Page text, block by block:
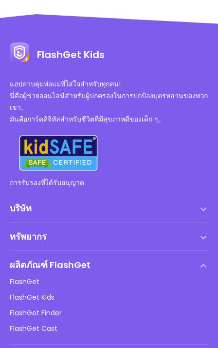
FlashGet Kids
แอปควบคุมพ่อแม่ที่ใส่ใจสำหรับทุกคน!
นี่คือผู้ช่วยออนไลน์สำหรับผู้ปกครองในการปกป้องบุตรหลานของพวก
เขา。
มันคือการ์ดดิจิทัลสำหรับชีวิตที่มีสุขภาพดีของเด็ก ๆ。
การรับรองที่ได้รับอนุญาต
บริษัท
นโยบาย DMCA
นโยบายความเป็นส่วนตัว
นโยบายการโฆษณา
อย่าขายข้อมูลของฉัน
ทรัพยากร
ความปลอดภัยของเด็กออนไลน์
ดาวน์โหลด
ผลิตภัณฑ์ FlashGet
FlashGet
FlashGet Kids
FlashGet Finder
FlashGet Cast